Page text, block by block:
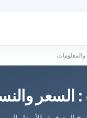
السعر